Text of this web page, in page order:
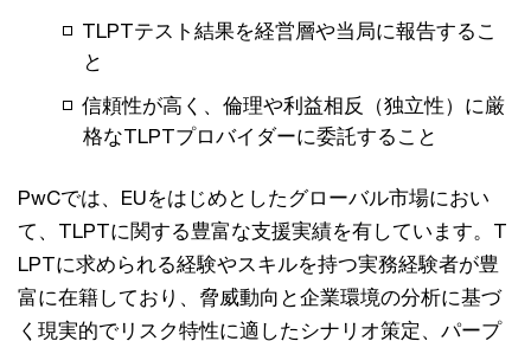
TLPTテスト結果を経営層や当局に報告するこ
と
信頼性が高く、倫理や利益相反（独立性）に厳
格なTLPTプロバイダーに委託すること
PwCでは、EUをはじめとしたグローバル市場におい
て、TLPTに関する豊富な支援実績を有しています。T
LPTに求められる経験やスキルを持つ実務経験者が豊
富に在籍しており、脅威動向と企業環境の分析に基づ
く現実的でリスク特性に適したシナリオ策定、パープ